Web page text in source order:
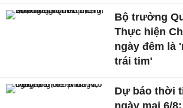
Bộ trưởng
Thực hiện
ngày đêm là
trái tim'
Dự báo thời
ngày mai 6/